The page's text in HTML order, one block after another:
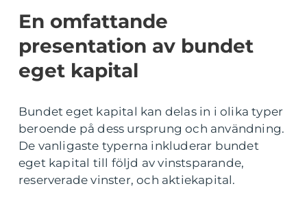
En omfattande
presentation av bundet
eget kapital
Bundet eget kapital kan delas in i olika typer
beroende på dess ursprung och användning.
De vanligaste typerna inkluderar bundet
eget kapital till följd av vinstsparande,
reserverade vinster, och aktiekapital.